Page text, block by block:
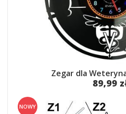
Zegar dla
89,99
NOWY